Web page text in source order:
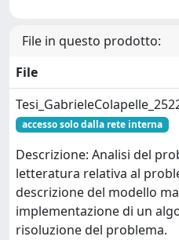
File in questo prodotto:
File
accesso solo dalla rete interna
Descrizione: Analisi del
letteratura relativa al
descrizione del modello
implementazione di un
risoluzione del problema.